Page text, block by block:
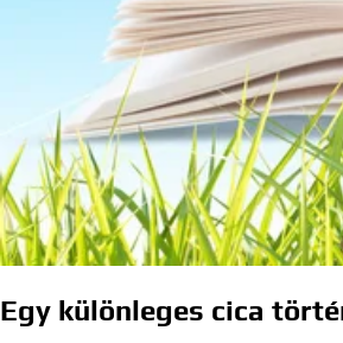
Egy különleges cica